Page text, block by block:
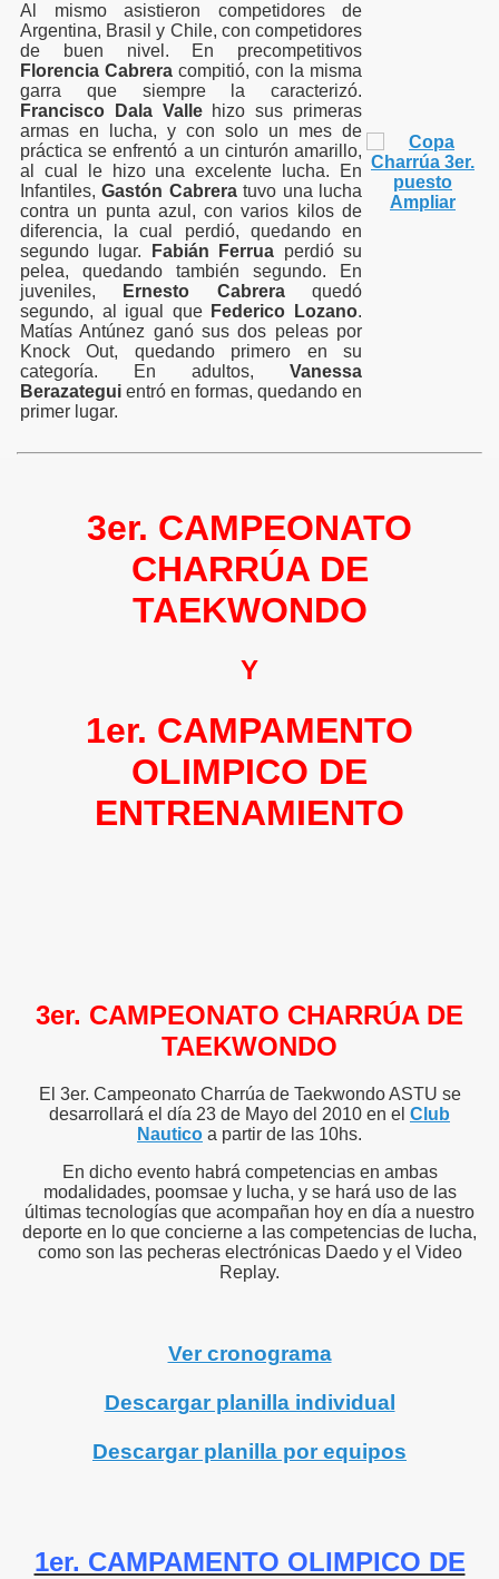
Al mismo asistieron competidores de
Argentina, Brasil y Chile, con competidores
de buen nivel. En precompetitivos
Florencia Cabrera compitió, con la misma
garra que siempre la caracterizó.
Francisco Dala Vallehizo sus primeras
armas en lucha, y con solo un mes de
práctica se enfrentó a un cinturón amarillo,
al cual le hizo una excelente lucha. En
Infantiles,Gastón Cabreratuvo una lucha
contra un punta azul, con varios kilos de
diferencia, la cual perdió, quedando en
segundo lugar.
Fabián Ferrua perdió su
pelea, quedando también segundo. En
juveniles,
Ernesto Cabreraquedó
segundo, al igual que Federico Lozano.
Matías Antúnez ganó sus dos peleas por
Knock Out, quedando primero en su
categoría. En adultos, Vanessa
Berazategui entró en formas, quedando en
primer lugar.
Ampliar
3er. CAMPEONATO
CHARRÚA DE
TAEKWONDO
Y
1er. CAMPAMENTO
OLIMPICO DE
ENTRENAMIENTO
3er. CAMPEONATO CHARRÚA DE
TAEKWONDO
El 3er. Campeonato Charrúa de Taekwondo ASTU se
desarrollará el día 23 de Mayo del 2010 en el Club
Nautico a partir de las 10hs.
En dicho evento habrá competencias en ambas
modalidades, poomsae y lucha, y se hará uso de las
últimas tecnologías que acompañan hoy en día a nuestro
deporte en lo que concierne a las competencias de lucha,
como son las pecheras electrónicas Daedo y el Video
Replay.
Ver cronograma
Descargar planilla individual
Descargar planilla por equipos
1er. CAMPAMENTO OLIMPICO DE